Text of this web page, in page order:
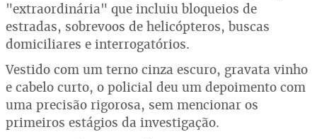
"extraordinária" que incluiu bloqueios de
estradas, sobrevoos de helicópteros, buscas
domiciliares e interrogatórios.
Vestido com um terno cinza escuro, gravata vinho
e cabelo curto, o policial deu um depoimento com
uma precisão rigorosa, sem mencionar os
primeiros estágios da investigação.